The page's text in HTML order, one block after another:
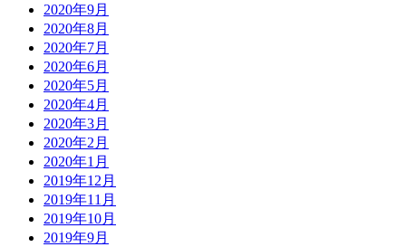
2020年9月
2020年8月
2020年7月
2020年6月
2020年5月
2020年4月
2020年3月
2020年2月
2020年1月
2019年12月
2019年11月
2019年10月
2019年9月